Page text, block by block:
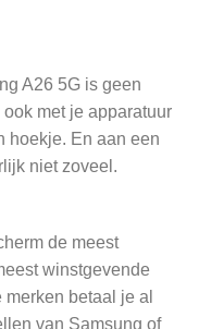
A26 5G is geen
met je apparatuur
hoekje. En aan een
niet zoveel.
de meest
winstgevende
betaal je al
van Samsung of